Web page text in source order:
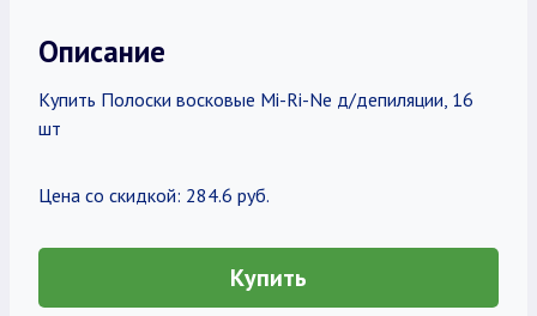
Описание
Купить Полоски восковые Mi-Ri-Ne д/депиляции, 16
шт
Цена со скидкой: 284.6 руб.
Купить